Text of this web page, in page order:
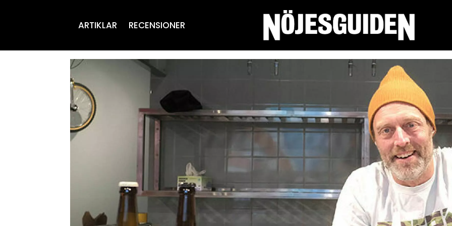
ARTIKLAR RECENSIONER